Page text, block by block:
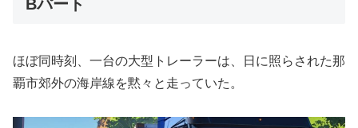
Bパート
ほぼ同時刻、一台の大型トレーラーは、日に照らされた那
覇市郊外の海岸線を黙々と走っていた。